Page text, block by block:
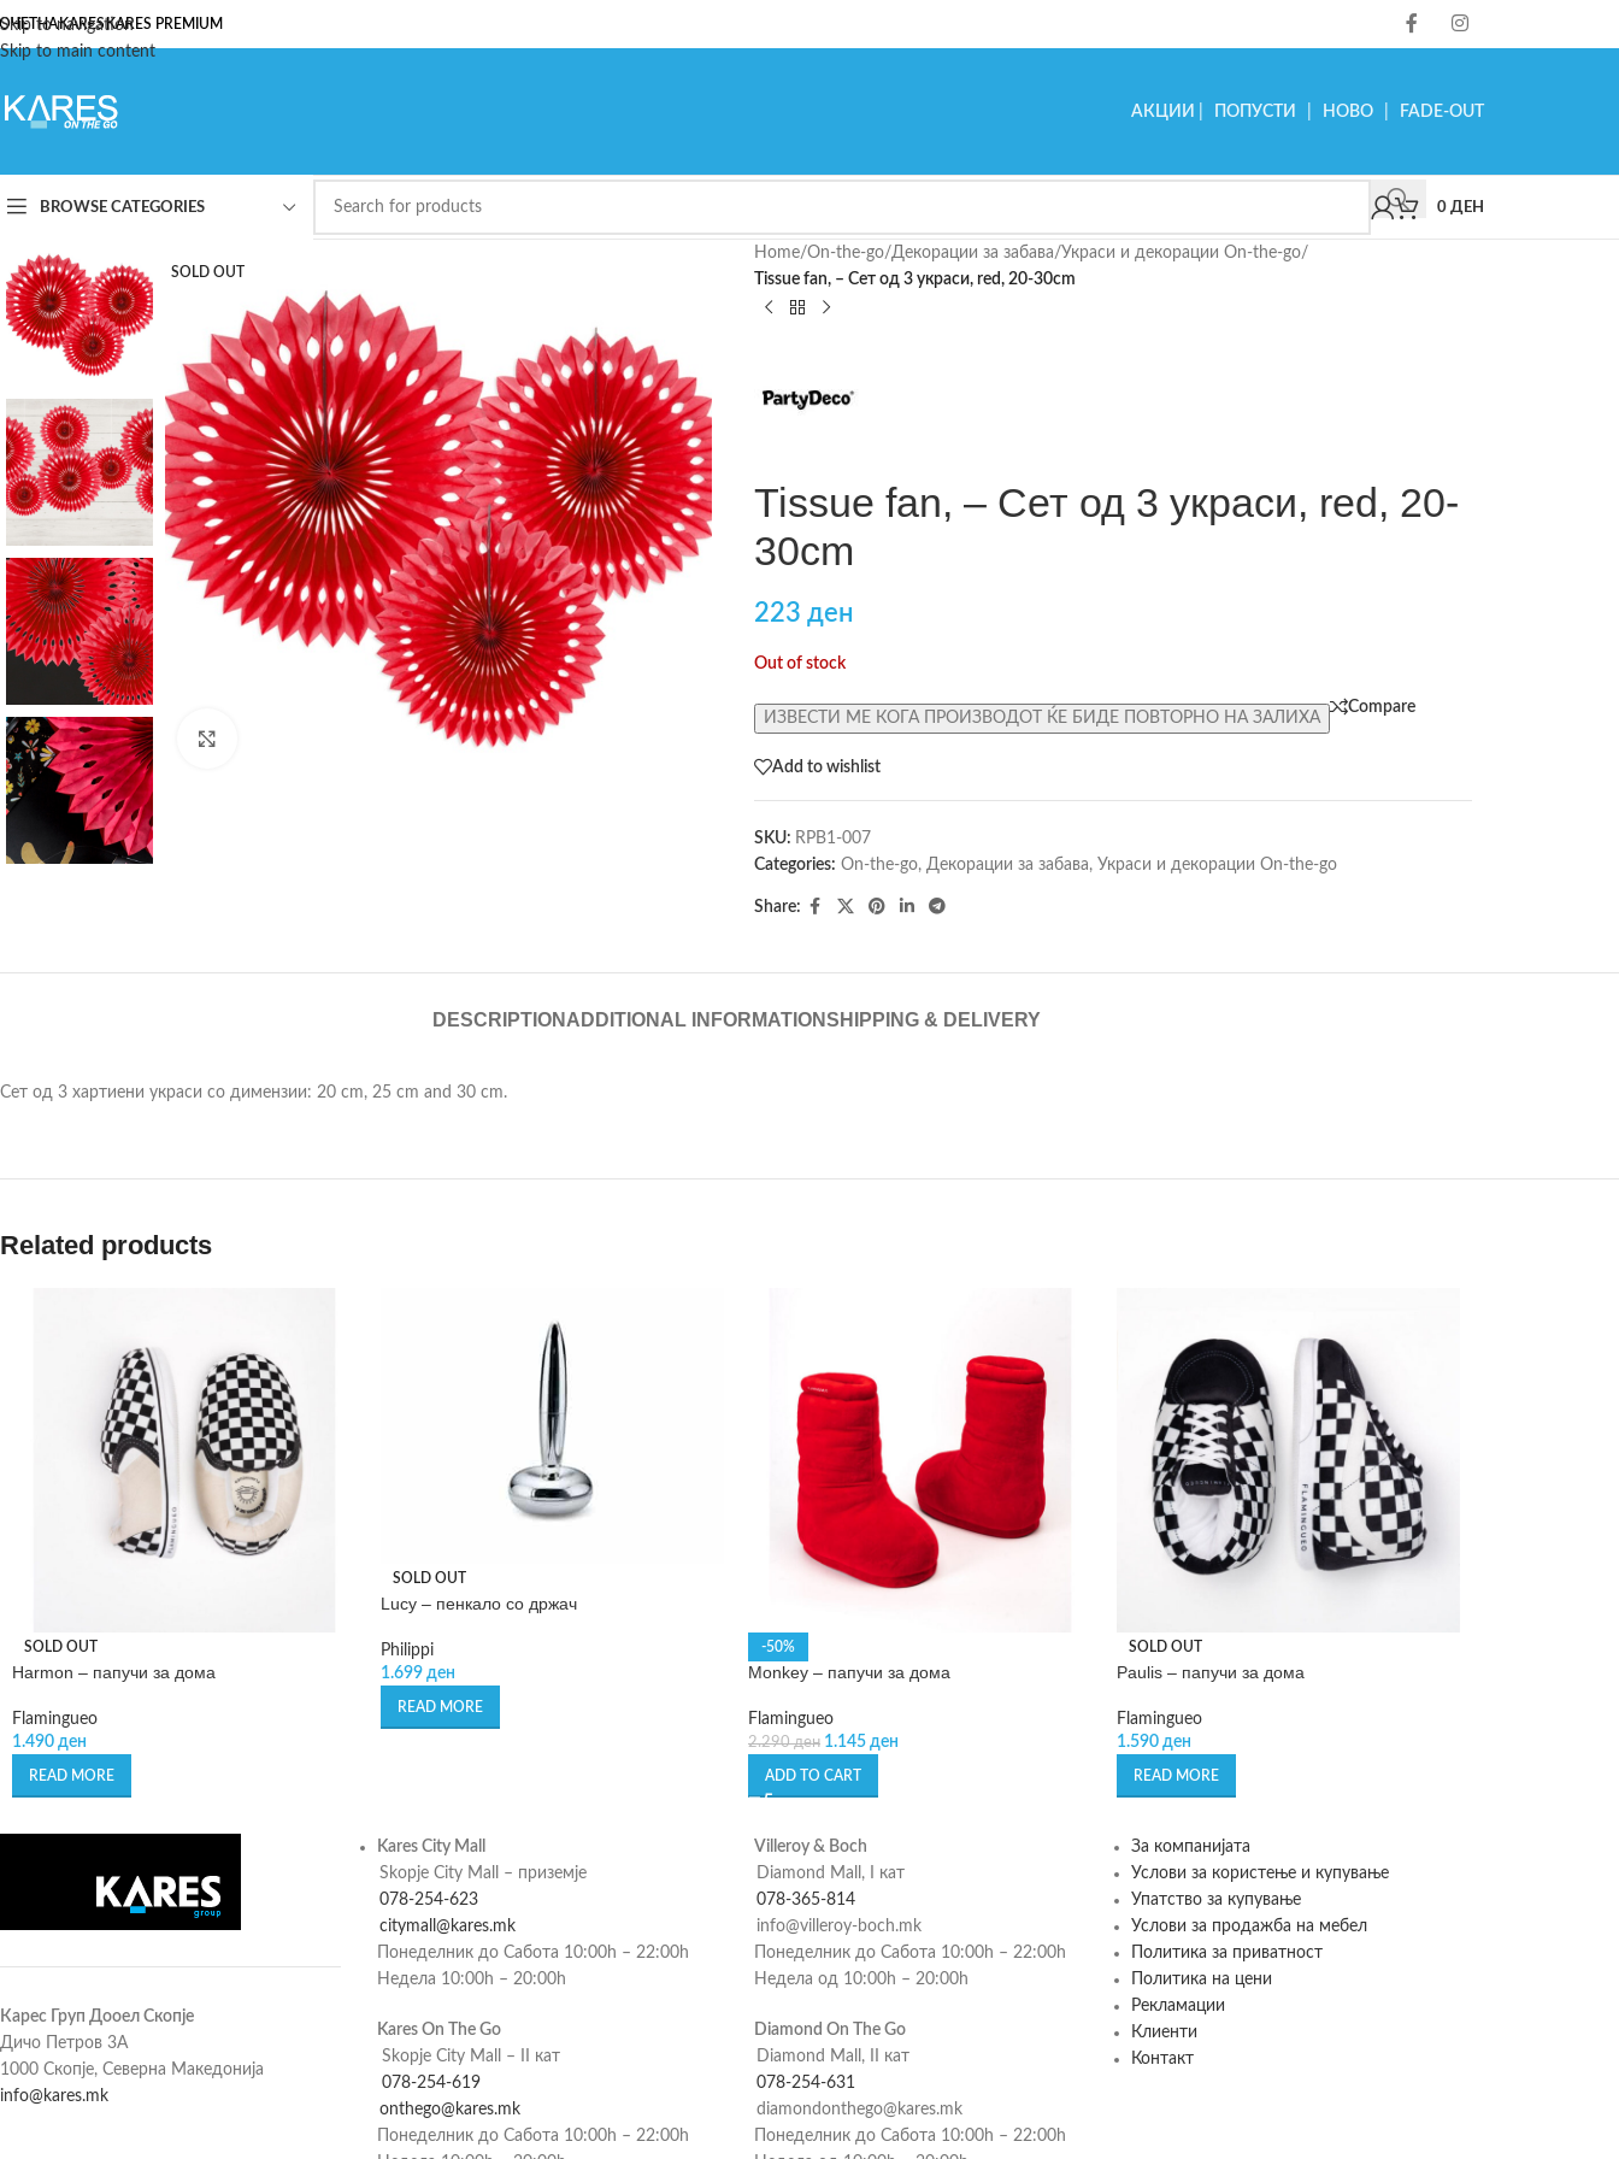
Skip to navigation
Skip to main content
KARESKARES PREMIUM
АКЦИИ ПОПУСТИ НОВО FADE-OUT
BROWSE CATEGORIES 0 ДЕН
SOLD OUT
Home/On-the-go/Декорации за забава/Украси и декорации On-the-go/
Tissue fan, – Сет од 3 украси, red, 20-30cm
Tissue fan, – Сет од 3 украси, red, 20-
30cm
223 ден
Out of stock
ИЗВЕСТИ МЕ КОГА ПРОИЗВОДОТ ЌЕ БИДЕ ПОВТОРНО НА ЗАЛИХА
Compare
Add to wishlist
SKU: RPB1-007
Categories: On-the-go, Декорации за забава, Украси и декорации On-the-go
Share:
DESCRIPTION ADDITIONAL INFORMATIONSHIPPING & DELIVERY
Сет од 3 хартиени украси со димензии: 20 cm, 25 cm and 30 cm.
Related products
SOLD OUT
Harmon – папучи за дома
Flamingueo
1.490 ден
READ MORE
SOLD OUT
Lucy – пенкало со држач
Philippi
1.699 ден
READ MORE
-50%
Monkey – папучи за дома
Flamingueo
2.290ден 1.145 ден
ADD TO CART
SOLD OUT
Paulis – папучи за дома
Flamingueo
1.590 ден
READ MORE
Карес Груп Дооел Скопје
Дичо Петров 3А
1000 Скопје, Северна Македонија
info@kares.mk
Kares City Mall
Skopje City Mall – приземје
078-254-623
citymall@kares.mk
Понеделник до Сабота 10:00h – 22:00h
Недела 10:00h – 20:00h
Kares On The Go
Skopje City Mall – II кат
078-254-619
onthego@kares.mk
Понеделник до Сабота 10:00h – 22:00h
Villeroy & Boch
Diamond Mall, I кат
078-365-814
info@villeroy-boch.mk
Понеделник до Сабота 10:00h – 22:00h
Недела од 10:00h – 20:00h
Diamond On The Go
Diamond Mall, II кат
078-254-631
diamondonthego@kares.mk
Понеделник до Сабота 10:00h – 22:00h
За компанијата
Услови за користење и купување
Упатство за купување
Услови за продажба на мебел
Политика за приватност
Политика на цени
Рекламации
Клиенти
Контакт